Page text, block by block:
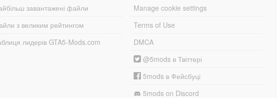
завантажені файли
з великим рейтингом
лидерів GTA5-Mods.com
Manage cookie settings
Terms of Use
DMCA
@5mods в Твіттері
5mods в Фейсбуці
5mods on Discord